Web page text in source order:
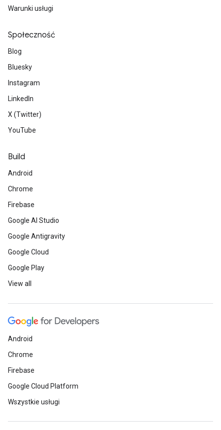
Warunki usługi
Społeczność
Blog
Bluesky
Instagram
LinkedIn
X (Twitter)
YouTube
Build
Android
Chrome
Firebase
Google AI Studio
Google Antigravity
Google Cloud
Google Play
View all
Android
Chrome
Firebase
Google Cloud Platform
Wszystkie usługi